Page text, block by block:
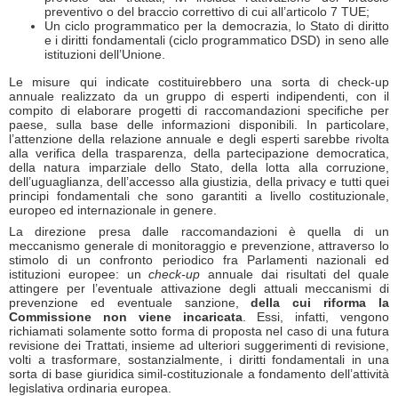
preventivo o del braccio correttivo di cui all’articolo 7 TUE;
Un ciclo programmatico per la democrazia, lo Stato di diritto
e i diritti fondamentali (ciclo programmatico DSD) in seno alle
istituzioni dell’Unione.
Le misure qui indicate costituirebbero una sorta di check-up
annuale realizzato da un gruppo di esperti indipendenti, con il
compito di elaborare progetti di raccomandazioni specifiche per
paese, sulla base delle informazioni disponibili. In particolare,
l’attenzione della relazione annuale e degli esperti sarebbe rivolta
alla verifica della trasparenza, della partecipazione democratica,
della natura imparziale dello Stato, della lotta alla corruzione,
dell’uguaglianza, dell’accesso alla giustizia, della privacy e tutti quei
principi fondamentali che sono garantiti a livello costituzionale,
europeo ed internazionale in genere.
La direzione presa dalle raccomandazioni è quella di un
meccanismo generale di monitoraggio e prevenzione, attraverso lo
stimolo di un confronto periodico fra Parlamenti nazionali ed
istituzioni europee: uncheck-up annuale dai risultati del quale
attingere per l’eventuale attivazione degli attuali meccanismi di
prevenzione ed eventuale sanzione,della cui riforma la
Commissione non viene incaricata. Essi, infatti, vengono
richiamati solamente sotto forma di proposta nel caso di una futura
revisione dei Trattati, insieme ad ulteriori suggerimenti di revisione,
volti a trasformare, sostanzialmente, i diritti fondamentali in una
sorta di base giuridica simil-costituzionale a fondamento dell’attività
legislativa ordinaria europea.